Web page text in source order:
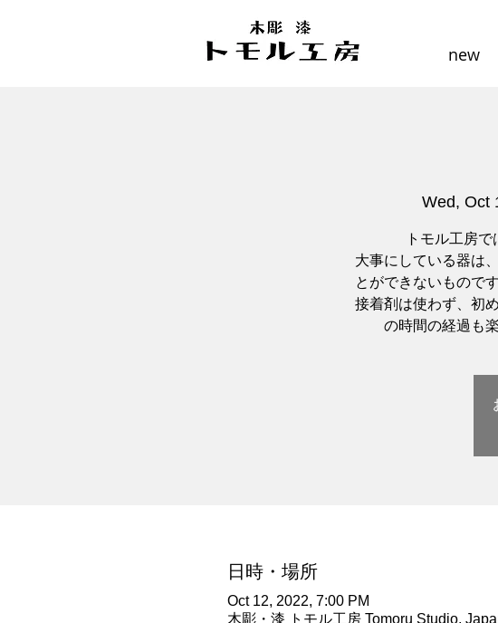
new
Wed, Oct
トモル工房
大事にしている器は
とができないもので
接着剤は使わず、初
の時間の経過も
日時・場所
Oct 12, 2022, 7:00 PM
木彫・漆 トモル工房 Tomoru Studio,